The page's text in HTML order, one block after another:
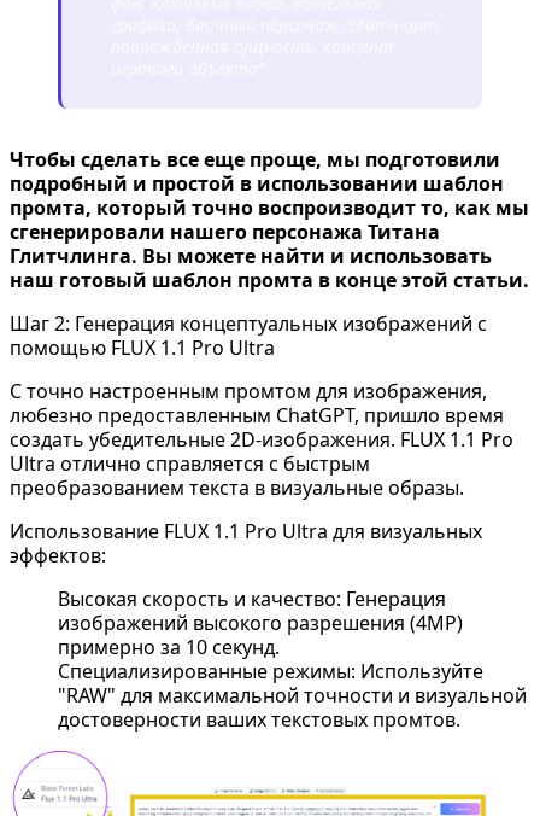
Чтобы сделать все еще проще, мы подготовили
подробный и простой в использовании шаблон
промта, который точно воспроизводит то, как мы
сгенерировали нашего персонажа Титана
Глитчлинга. Вы можете найти и использовать
наш готовый шаблон промта в конце этой статьи.
Шаг 2: Генерация концептуальных изображений с
помощью FLUX 1.1 Pro Ultra
С точно настроенным промтом для изображения,
любезно предоставленным ChatGPT, пришло время
создать убедительные 2D-изображения. FLUX 1.1 Pro
Ultra отлично справляется с быстрым
преобразованием текста в визуальные образы.
Использование FLUX 1.1 Pro Ultra для визуальных
эффектов:
Высокая скорость и качество: Генерация
изображений высокого разрешения (4MP)
примерно за 10 секунд.
Специализированные режимы: Используйте
"RAW" для максимальной точности и визуальной
достоверности ваших текстовых промтов.